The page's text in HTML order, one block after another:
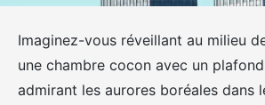
Imaginez-vous réveillant au milieu
une chambre cocon avec un
admirant les aurores boréales dans